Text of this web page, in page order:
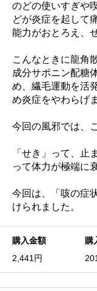
のどの使いすぎや
どが炎症を起して
能力がおとろえ、
こんなときに龍角
成分サポニン配糖
め、繊毛運動を活
め炎症をやわらげ
今回の風邪では、
「せき」って、止
って体力が極端に
今回は、「咳の症
けられました。
購入金額
2,441円
購